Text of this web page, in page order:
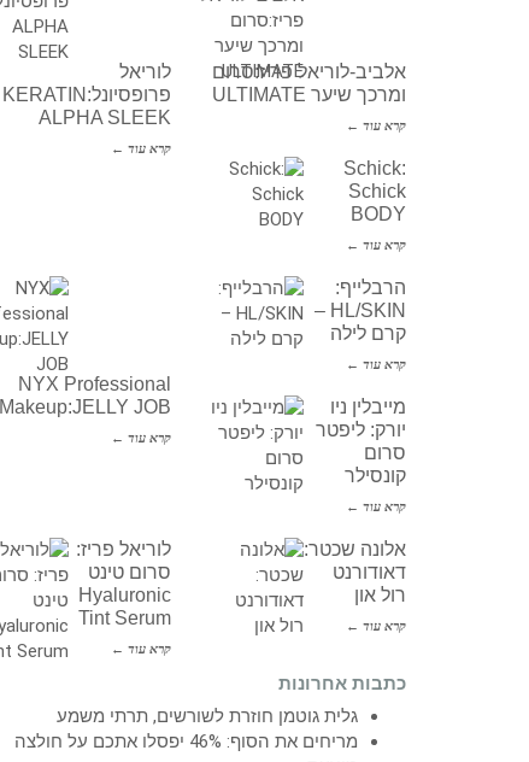
לוריאל
פרופסיונל:KERATIN
ALPHA SLEEK
קרא עוד ←
אלביב-לוריאל פריז:סרום
ומרכך שיער ULTIMATE
קרא עוד ←
Schick:
Schick
BODY
קרא עוד ←
NYX Professional
Makeup:JELLY JOB
קרא עוד ←
הרבלייף:
HL/SKIN –
קרם לילה
קרא עוד ←
מייבלין ניו
יורק: ליפטר
סרום
קונסילר
קרא עוד ←
לוריאל פריז:
סרום טינט
Hyaluronic
Tint Serum
קרא עוד ←
אלונה שכטר:
דאודורנט
רול און
קרא עוד ←
כתבות אחרונות
גלית גוטמן חוזרת לשורשים, תרתי משמע
מריחים את הסוף: 46% יפסלו אתכם על חולצה